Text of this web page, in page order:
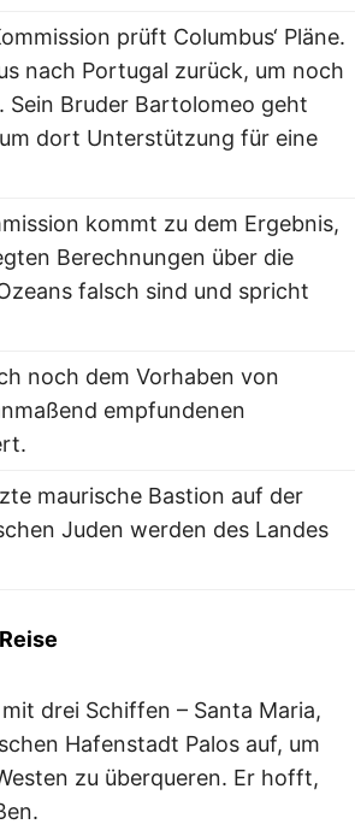
prüft Columbus‘ Pläne.
nach Portugal zurück, um noch
Sein Bruder Bartolomeo geht
dort Unterstützung für eine
kommt zu dem Ergebnis,
Berechnungen über die
falsch sind und spricht
noch dem Vorhaben von
empfundenen
maurische Bastion auf der
Juden werden des Landes
drei Schiffen – Santa Maria,
Hafenstadt Palos auf, um
zu überqueren. Er hofft,